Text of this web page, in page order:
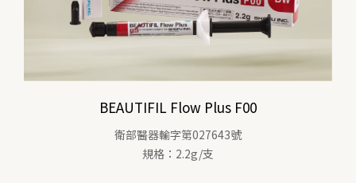
BEAUTIFIL Flow Plus F00
衛部醫器輸字第027643號
規格：2.2g/支